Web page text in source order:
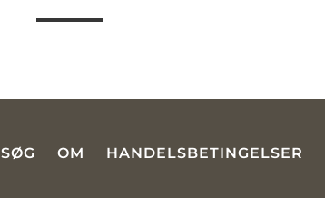
SØG OM HANDELSBETINGELSER